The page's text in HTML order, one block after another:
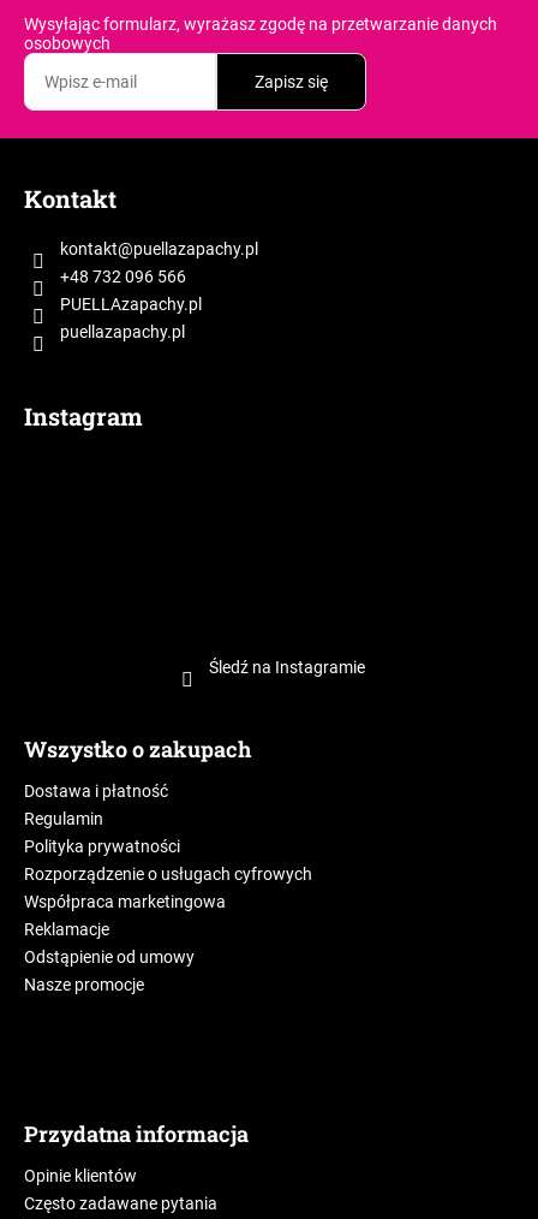
Wysyłając formularz, wyrażasz zgodę na przetwarzanie danych
osobowych
Zapisz się
Kontakt
kontakt@puellazapachy.pl
+48 732 096 566
PUELLAzapachy.pl
puellazapachy.pl
Instagram
Śledź na Instagramie
Wszystko o zakupach
Dostawa i płatność
Regulamin
Polityka prywatności
Rozporządzenie o usługach cyfrowych
Współpraca marketingowa
Reklamacje
Odstąpienie od umowy
Nasze promocje
Przydatna informacja
Opinie klientów
Często zadawane pytania